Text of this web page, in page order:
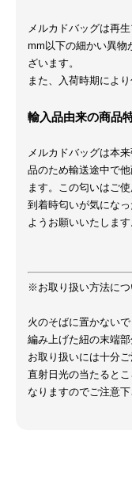
メルカドバッグは再
mm以下の細かい異物
ざいます。
また、入荷時期によ
輸入品由来の商品
メルカドバッグは本
品のため輸送途中で
ます。この匂いはご
到着時匂いが気にな
ようお願いいたします
※お取り扱い方法につ
火のそばに置かないで
編み上げた紐の末端
お取り扱いには十分ご
直射日光の当たると
なりますのでご注意下